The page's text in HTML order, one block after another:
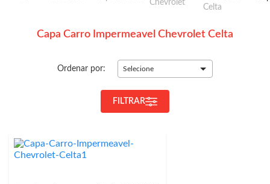
Chevrolet
Celta
Capa Carro Impermeavel Chevrolet Celta
Ordenar por: Selecione
FILTRAR